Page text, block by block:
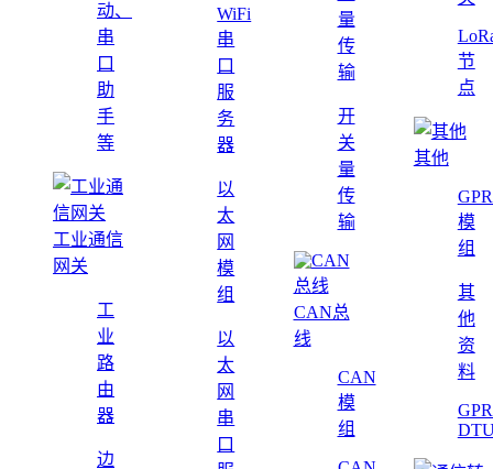
动、
串
口
助
手
等
工业通信
网关
工
业
路
由
器
边
WiFi
串
口
服
务
器
以
太
网
模
组
以
太
网
串
口
量
传
输
开
关
量
传
输
CAN总
线
CAN
模
组
节
点
其他
模
组
其
他
资
料